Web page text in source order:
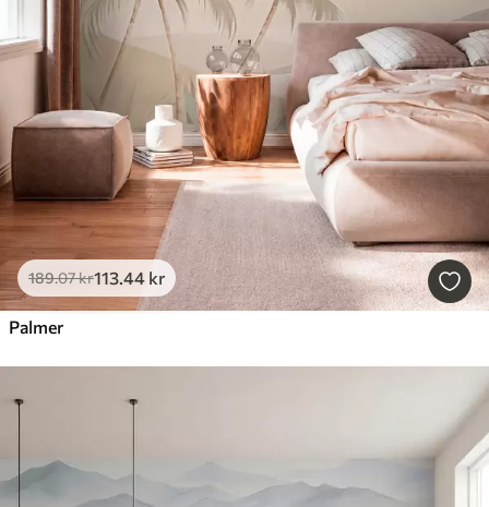
189.07kr113.44 kr
Palmer